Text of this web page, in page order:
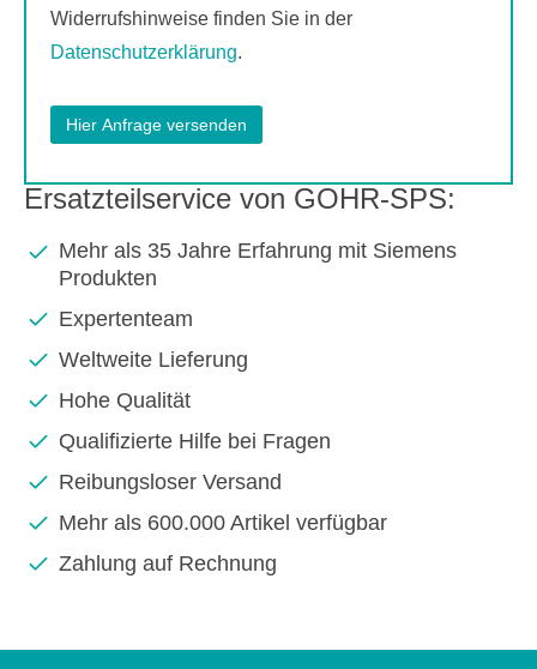
Widerrufshinweise finden Sie in der
Datenschutzerklärung.
Ersatzteilservice von GOHR-SPS:
Mehr als 35 Jahre Erfahrung mit Siemens
Produkten
Expertenteam
Weltweite Lieferung
Hohe Qualität
Qualifizierte Hilfe bei Fragen
Reibungsloser Versand
Mehr als 600.000 Artikel verfügbar
Zahlung auf Rechnung